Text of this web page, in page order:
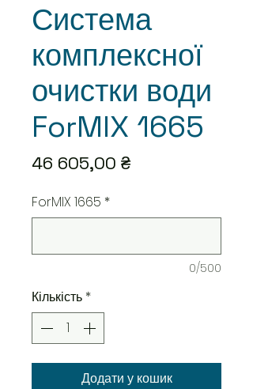
Система
комплексної
очистки води
ForMIX 1665
46 605,00 ₴Ціна
ForMIX 1665 *
0/500
Кількість *
Додати у кошик